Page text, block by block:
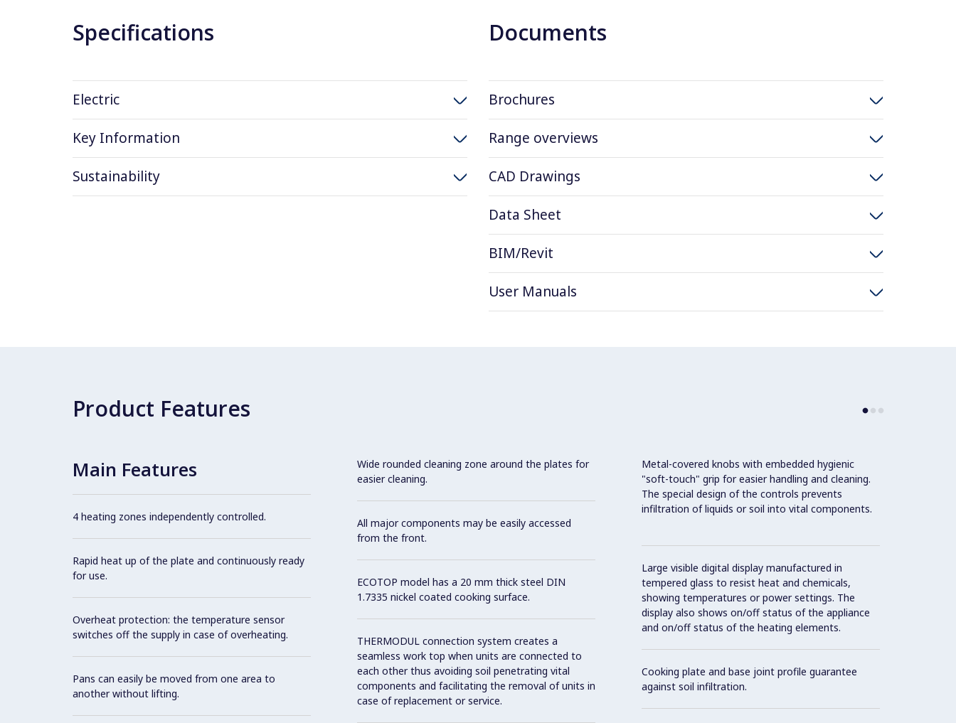
Specifications
Electric
Key Information
Sustainability
Documents
Brochures
Range overviews
CAD Drawings
Data Sheet
BIM/Revit
User Manuals
Product Features
Main Features
4 heating zones independently controlled.
Rapid heat up of the plate and continuously ready
for use.
Overheat protection: the temperature sensor
switches off the supply in case of overheating.
Pans can easily be moved from one area to
another without lifting.
Wide rounded cleaning zone around the plates for
easier cleaning.
All major components may be easily accessed
from the front.
ECOTOP model has a 20 mm thick steel DIN
1.7335 nickel coated cooking surface.
THERMODUL connection system creates a
seamless work top when units are connected to
each other thus avoiding soil penetrating vital
components and facilitating the removal of units in
case of replacement or service.
Metal-covered knobs with embedded hygienic
"soft-touch" grip for easier handling and cleaning.
The special design of the controls prevents
infiltration of liquids or soil into vital components.
Large visible digital display manufactured in
tempered glass to resist heat and chemicals,
showing temperatures or power settings. The
display also shows on/off status of the appliance
and on/off status of the heating elements.
Cooking plate and base joint profile guarantee
against soil infiltration.